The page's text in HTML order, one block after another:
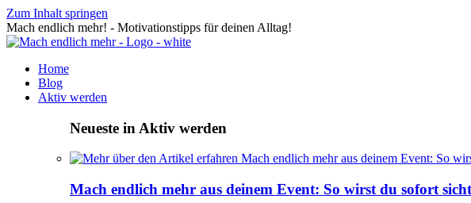
Zum Inhalt springen
Mach endlich mehr! - Motivationstipps für deinen Alltag!
Home
Blog
Aktiv werden
Neueste in Aktiv werden
Mach endlich mehr aus deinem Event: So wirst du sofort